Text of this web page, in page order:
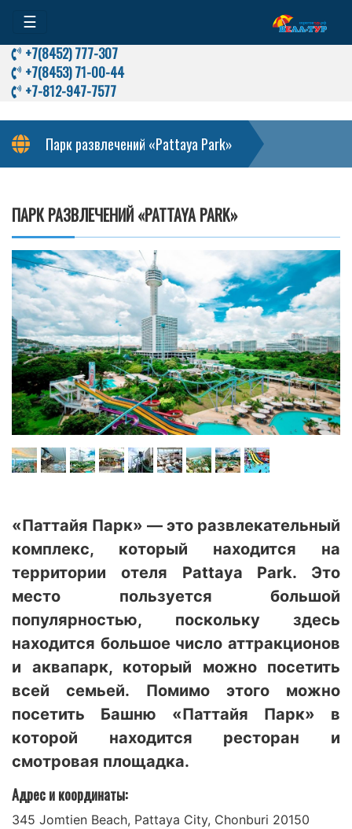
☰
+7(8452) 777-307
+7(8453) 71-00-44
+7-812-947-7577
Парк развлечений «Pattaya Park»
ПАРК РАЗВЛЕЧЕНИЙ «PATTAYA PARK»
«Паттайя Парк» — это развлекательный
комплекс, который находится на
территории отеля Pattaya Park. Это
место пользуется большой
популярностью, поскольку здесь
находится большое число аттракционов
и аквапарк, который можно посетить
всей семьей. Помимо этого можно
посетить Башню «Паттайя Парк» в
которой находится ресторан и
смотровая площадка.
Адрес и координаты:
345 Jomtien Beach, Pattaya City, Chonburi 20150